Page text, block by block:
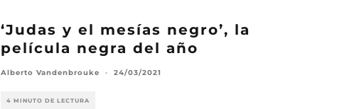
‘Judas y el mesías negro’, la
película negra del año
Alberto Vandenbrouke · 24/03/2021
4 MINUTO DE LECTURA